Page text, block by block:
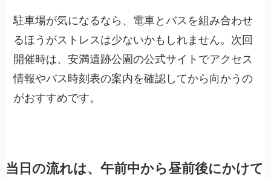
駐車場が気になるなら、電車とバスを組み合わせ
るほうがストレスは少ないかもしれません。次回
開催時は、安満遺跡公園の公式サイトでアクセス
情報やバス時刻表の案内を確認してから向かうの
がおすすめです。
当日の流れは、午前中から昼前後にかけて